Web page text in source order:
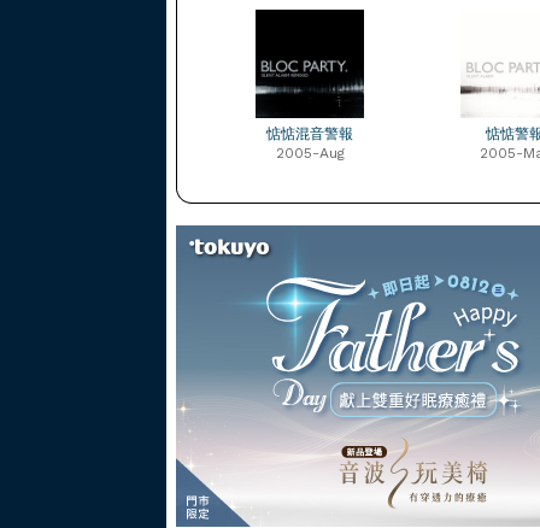
惦惦混音警報
2005-Aug
惦惦警
2005-